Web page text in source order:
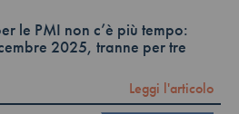
le PMI non c’è più tempo:
2025, tranne per tre
Leggi l'articolo